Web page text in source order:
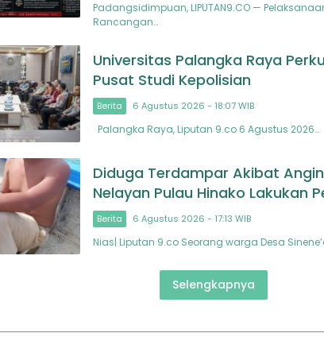
Padangsidimpuan, LIPUTAN9.CO —
Rancangan…
Universitas Palangka Raya
Pusat Studi Kepolisian
Berita 6 Agustus 2026 - 18:07 WIB
Palangka Raya, Liputan 9.co 6 Agustus 2026…
Diduga Terdampar Akibat
Nelayan Pulau Hinako Lakukan
Berita 6 Agustus 2026 - 17:13 WIB
Nias| Liputan 9.co Seorang warga Desa
Selengkapnya